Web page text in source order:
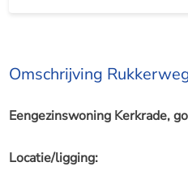
Omschrijving
Eengezinswoning Kerkrade,
Locatie/ligging: